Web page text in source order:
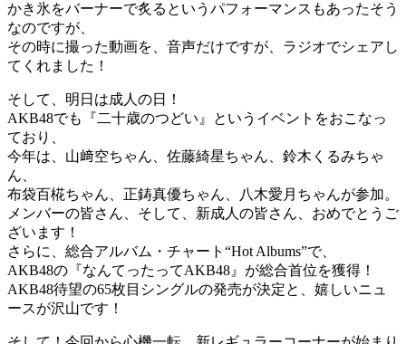
かき氷をバーナーで炙るというパフォーマンスもあったそう
なのですが、
その時に撮った動画を、音声だけですが、ラジオでシェアし
てくれました！
そして、明日は成人の日！
AKB48でも『二十歳のつどい』というイベントをおこなっ
ており、
今年は、山﨑空ちゃん、佐藤綺星ちゃん、鈴木くるみちゃ
ん、
布袋百椛ちゃん、正鋳真優ちゃん、八木愛月ちゃんが参加。
メンバーの皆さん、そして、新成人の皆さん、おめでとうご
ざいます！
さらに、総合アルバム・チャート“Hot Albums”で、
AKB48の『なんてったってAKB48』が総合首位を獲得！
AKB48待望の65枚目シングルの発売が決定と、嬉しいニュ
ースが沢山です！